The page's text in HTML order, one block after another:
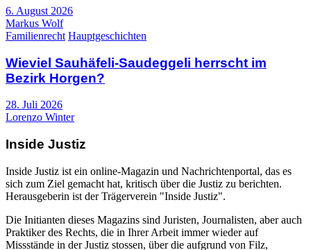
6. August 2026
Markus Wolf
Familienrecht Hauptgeschichten
Wieviel Sauhäfeli-Saudeggeli herrscht im
Bezirk Horgen?
28. Juli 2026
Lorenzo Winter
Inside Justiz
Inside Justiz ist ein online-Magazin und Nachrichtenportal, das es
sich zum Ziel gemacht hat, kritisch über die Justiz zu berichten.
Herausgeberin ist der Trägerverein "Inside Justiz".
Die Initianten dieses Magazins sind Juristen, Journalisten, aber auch
Praktiker des Rechts, die in Ihrer Arbeit immer wieder auf
Missstände in der Justiz stossen, über die aufgrund von Filz,